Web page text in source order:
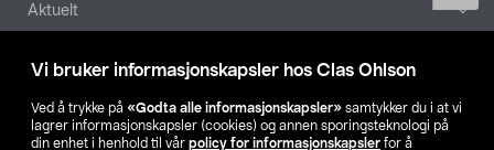
Vi bruker informasjonskapsler hos Clas Ohlson
Ved å trykke på «Godta alle informasjonskapsler» samtykker du i at vi
lagrer informasjonskapsler (cookies) og annen sporingsteknologi på
din enhet i henhold til vår policy for informasjonskapsler for å
Aktuelt
Våre selskaper
Finn din butikk